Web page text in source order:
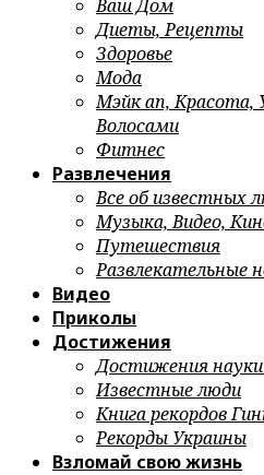
Ваш Дом
Диеты, Рецепты
Здоровье
Мода
Мэйк ап, Красота,
Волосами
Фитнес
Развлечения
Все об известных
Музыка, Видео,
Путешествия
Развлекательные
Видео
Приколы
Достижения
Достижения
Известные люди
Книга рекордов
Рекорды Украины
Взломай свою жизнь